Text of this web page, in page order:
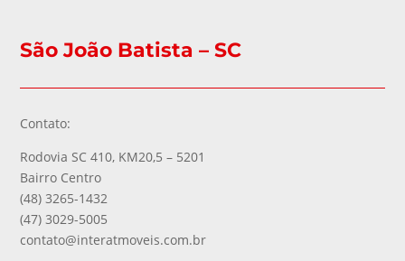
São João Batista – SC
Contato:
Rodovia SC 410, KM20,5 – 5201
Bairro Centro
(48) 3265-1432
(47) 3029-5005
contato@interatmoveis.com.br